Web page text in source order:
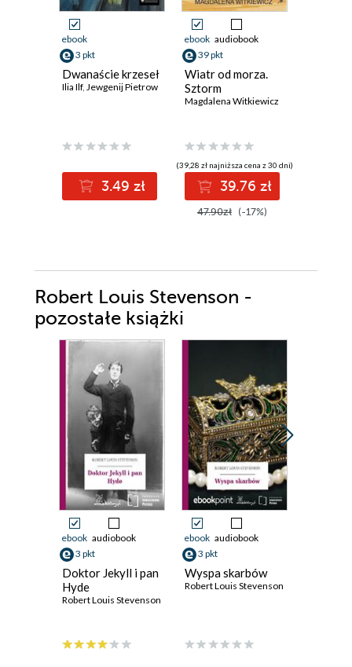
ebook
3 pkt
Dwanaście krzeseł
Ilia Ilf, Jewgenij Pietrow
3.49 zł
ebook audiobook
39 pkt
Wiatr od morza.
Sztorm
Magdalena Witkiewicz
(39,28 zł najniższa cena z 30 dni)
39.76 zł
47.90zł (-17%)
Robert Louis Stevenson -
pozostałe książki
ebook audiobook
3 pkt
Doktor Jekyll i pan
Hyde
Robert Louis Stevenson
ebook audiobook
3 pkt
Wyspa skarbów
Robert Louis Stevenson